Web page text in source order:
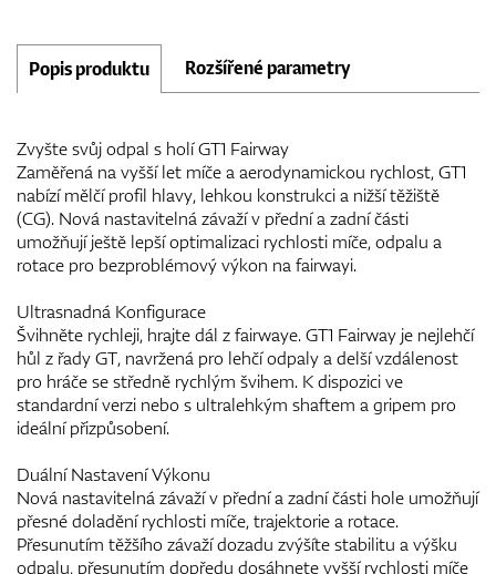
Popis produktu Rozšířené parametry
Zvyšte svůj odpal s holí GT1 Fairway
Zaměřená na vyšší let míče a aerodynamickou rychlost, GT1
nabízí mělčí profil hlavy, lehkou konstrukci a nižší těžiště
(CG). Nová nastavitelná závaží v přední a zadní části
umožňují ještě lepší optimalizaci rychlosti míče, odpalu a
rotace pro bezproblémový výkon na fairwayi.
Ultrasnadná Konfigurace
Švihněte rychleji, hrajte dál z fairwaye. GT1 Fairway je nejlehčí
hůl z řady GT, navržená pro lehčí odpaly a delší vzdálenost
pro hráče se středně rychlým švihem. K dispozici ve
standardní verzi nebo s ultralehkým shaftem a gripem pro
ideální přizpůsobení.
Duální Nastavení Výkonu
Nová nastavitelná závaží v přední a zadní části hole umožňují
přesné doladění rychlosti míče, trajektorie a rotace.
Přesunutím těžšího závaží dozadu zvýšíte stabilitu a výšku
odpalu, přesunutím dopředu dosáhnete vyšší rychlosti míče